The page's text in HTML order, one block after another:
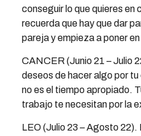
conseguir lo que quieres en
recuerda que hay que dar
pareja y empieza a poner
CANCER (Junio 21 – Julio
deseos de hacer algo por
no es el tiempo apropiado.
trabajo te necesitan por la
LEO (Julio 23 – Agosto